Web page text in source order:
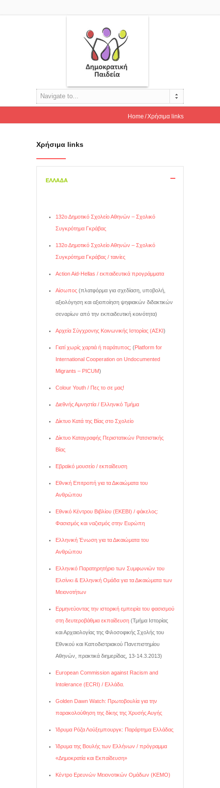
Navigate to...
Home Χρήσιμα links
Χρήσιμα links
ΕΛΛΑΔΑ
132ο Δημοτικό Σχολείο Αθηνών – Σχολικό
Συγκρότημα Γκράβας
132ο Δημοτικό Σχολείο Αθηνών – Σχολικό
Συγκρότημα Γκράβας / ταινίες
Action Aid-Hellas / εκπαιδευτικά προγράμματα
Αίσωπος (πλατφόρμα για σχεδίαση, υποβολή,
αξιολόγηση και αξιοποίηση ψηφιακών διδακτικών
σεναρίων από την εκπαιδευτική κοινότητα)
Αρχεία Σύγχρονης Κοινωνικής Ιστορίας (ΑΣΚΙ)
Γιατί χωρίς χαρτιά ή παράτυπος; (Platform for
International Cooperation on Undocumented
Migrants – PICUM)
Colour Youth / Πες το σε μας!
Διεθνής Αμνηστία / Ελληνικό Τμήμα
Δίκτυο Κατά της Βίας στο Σχολείο
Δίκτυο Καταγραφής Περιστατικών Ρατσιστικής
Βίας
Εβραϊκό μουσείο / εκπαίδευση
Εθνική Επιτροπή για τα Δικαιώματα του
Ανθρώπου
Εθνικό Κέντρου Βιβλίου (ΕΚΕΒΙ) / φάκελος:
Φασισμός και ναζισμός στην Ευρώπη
Ελληνική Ένωση για τα Δικαιώματα του
Ανθρώπου
Ελληνικό Παρατηρητήριο των Συμφωνιών του
Ελσίνκι & Ελληνική Ομάδα για τα Δικαιώματα των
Μειονοτήτων
Ερμηνεύοντας την ιστορική εμπειρία του φασισμού
στη δευτεροβάθμια εκπαίδευση (Τμήμα Ιστορίας
και Αρχαιολογίας της Φιλοσοφικής Σχολής του
Εθνικού και Καποδιστριακού Πανεπιστημίου
Αθηνών, πρακτικά διημερίδας, 13-14.3.2013)
European Commission against Racism and
Intolerance (ECRI) / Ελλάδα.
Golden Dawn Watch: Πρωτοβουλία για την
παρακολούθηση της δίκης της Χρυσής Αυγής
Ίδρυμα Ρόζα Λούξεμπουργκ: Παράρτημα Ελλάδας
Ίδρυμα της Βουλής των Ελλήνων / πρόγραμμα
«Δημοκρατία και Εκπαίδευση»
Κέντρο Ερευνών Μειονοτικών Ομάδων (ΚΕΜΟ)